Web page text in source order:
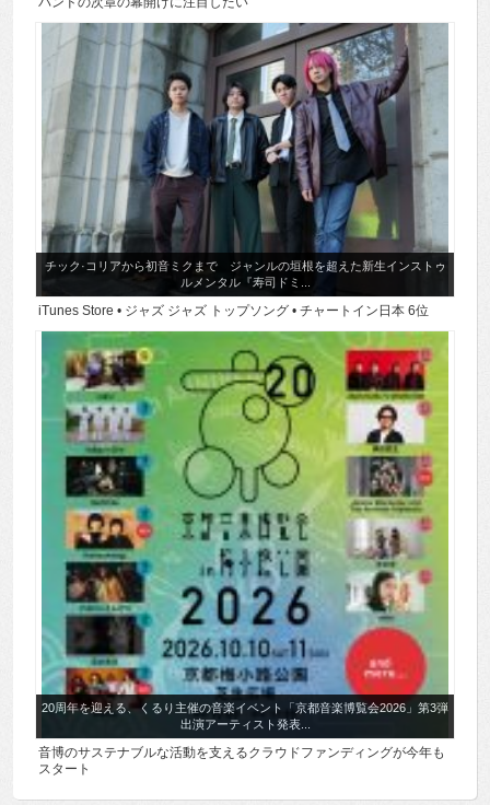
チック·コリアから初音ミクまで ジャンルの垣根を超えた新生インストゥ
ルメンタル『寿司ドミ...
iTunes Store • ジャズ ジャズ トップソング • チャートイン日本 6位
20周年を迎える、くるり主催の音楽イベント「京都音楽博覧会2026」第3弾
出演アーティスト発表...
音博のサステナブルな活動を支えるクラウドファンディングが今年も
スタート